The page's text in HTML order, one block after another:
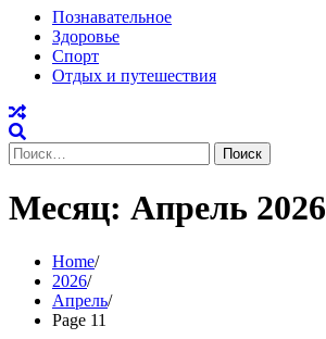
Познавательное
Здоровье
Спорт
Отдых и путешествия
Найти:
Месяц: Апрель 2026
Home
2026
Апрель
Page 11